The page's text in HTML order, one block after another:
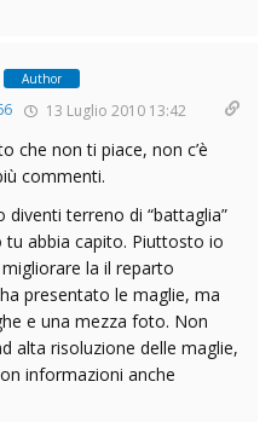
Author
13 Luglio 2010 13:42
che non ti piace, non c’è
commenti.
terreno di “battaglia”
tu abbia capito. Piuttosto io
la il reparto
presentato le maglie, ma
e una mezza foto. Non
alta risoluzione delle maglie,
informazioni anche